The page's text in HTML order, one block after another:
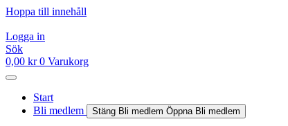
Hoppa till innehåll
Logga in
Sök
0,00 kr 0 Varukorg
Start
Bli medlem
Stäng Bli medlem Öppna Bli medlem